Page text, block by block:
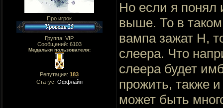
Про игрок
Группа: VIP
Сообщений: 6103
Медальки пользователя:
Репутация: 183
Статус: Оффлайн
Но если я понял
выше. То в таком
вампа зажат H,
слеера. Что
слеера будет
прожить, также
может быть